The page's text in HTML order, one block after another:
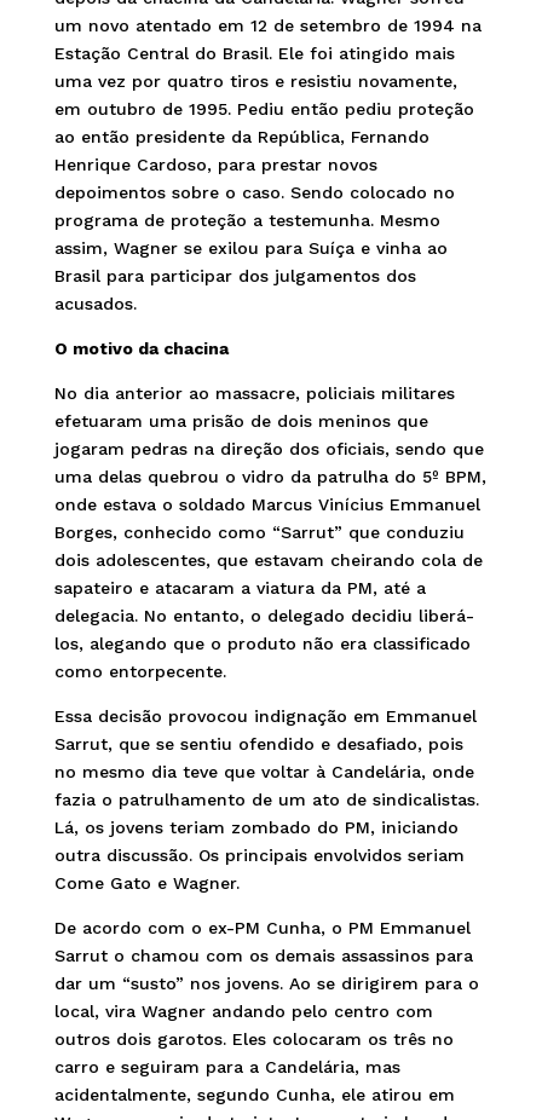
um novo atentado em 12 de setembro de 1994 na
Estação Central do Brasil. Ele foi atingido mais
uma vez por quatro tiros e resistiu novamente,
em outubro de 1995. Pediu então pediu proteção
ao então presidente da República, Fernando
Henrique Cardoso, para prestar novos
depoimentos sobre o caso. Sendo colocado no
programa de proteção a testemunha. Mesmo
assim, Wagner se exilou para Suíça e vinha ao
Brasil para participar dos julgamentos dos
acusados.
O motivo da chacina
No dia anterior ao massacre, policiais militares
efetuaram uma prisão de dois meninos que
jogaram pedras na direção dos oficiais, sendo que
uma delas quebrou o vidro da patrulha do 5º BPM,
onde estava o soldado Marcus Vinícius Emmanuel
Borges, conhecido como “Sarrut” que conduziu
dois adolescentes, que estavam cheirando cola de
sapateiro e atacaram a viatura da PM, até a
delegacia. No entanto, o delegado decidiu liberá-
los, alegando que o produto não era classificado
como entorpecente.
Essa decisão provocou indignação em Emmanuel
Sarrut, que se sentiu ofendido e desafiado, pois
no mesmo dia teve que voltar à Candelária, onde
fazia o patrulhamento de um ato de sindicalistas.
Lá, os jovens teriam zombado do PM, iniciando
outra discussão. Os principais envolvidos seriam
Come Gato e Wagner.
De acordo com o ex-PM Cunha, o PM Emmanuel
Sarrut o chamou com os demais assassinos para
dar um “susto” nos jovens. Ao se dirigirem para o
local, vira Wagner andando pelo centro com
outros dois garotos. Eles colocaram os três no
carro e seguiram para a Candelária, mas
acidentalmente, segundo Cunha, ele atirou em